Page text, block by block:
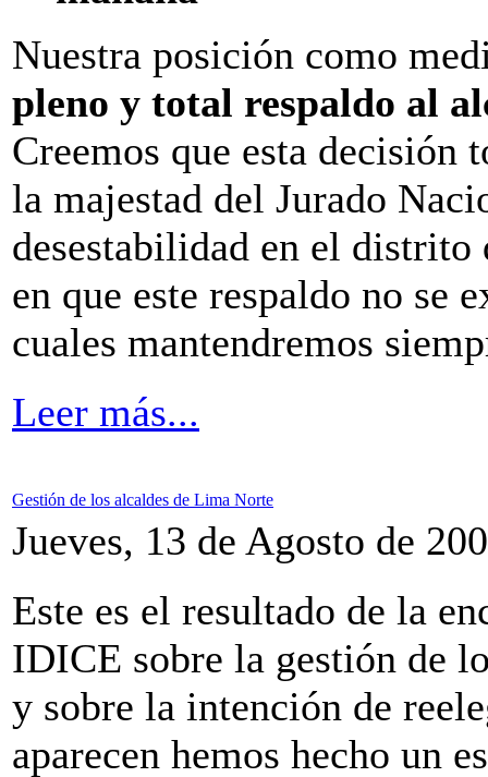
Nuestra posición como
pleno y total respaldo al
Creemos que esta decisión
la majestad del Jurado
desestabilidad en el distrito
en que este respaldo no se
cuales mantendremos
Leer más...
Gestión de los alcaldes de Lima Norte
Jueves, 13 de Agosto de
Este es el resultado de la
IDICE sobre la gestión de
y sobre la intención de
aparecen hemos hecho un